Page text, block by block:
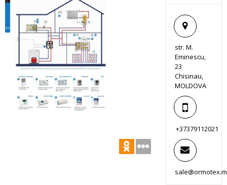
str. M.
Eminescu,
23
Chisinau,
MOLDOVA
+37379112021